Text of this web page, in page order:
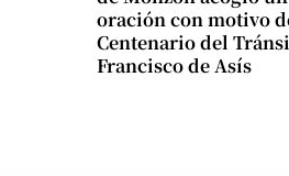
oración con motivo
Centenario del
Francisco de Asís